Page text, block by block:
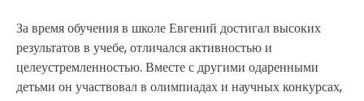
За время обучения в школе Евгений достигал высоких
результатов в учебе, отличался активностью и
целеустремленностью. Вместе с другими одаренными
детьми он участвовал в олимпиадах и научных конкурсах,